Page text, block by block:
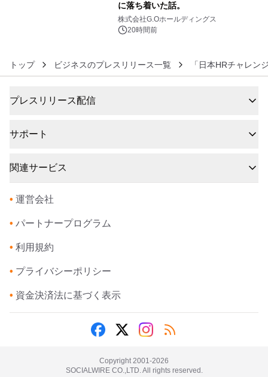
に落ち着いた話。
株式会社G.Oホールディングス
20時間前
トップ ビジネスのプレスリリース一覧 「日本HRチャレン
プレスリリース配信
サポート
関連サービス
• 運営会社
• パートナープログラム
• 利用規約
• プライバシーポリシー
• 資金決済法に基づく表示
Copyright 2001-2026
SOCIALWIRE CO.,LTD. All rights reserved.